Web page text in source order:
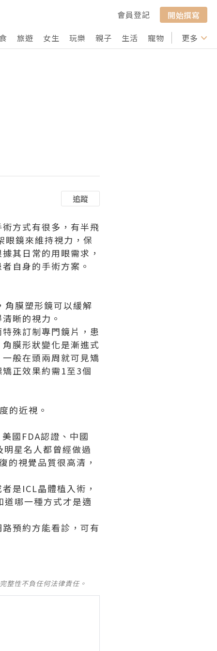
會員登記
開始撰寫
旅遊 女生 玩樂 親子 生活 寵物 行山 打卡
更多
追蹤
方式有很多，有半飛
眼鏡來維持視力，保
其日常的用眼需求，
自身的手術方案。
膜塑形鏡可以緩解
晰的視力。
殊訂制專門鏡片，患
膜形狀變化是漸進式
般在頭兩周就可見矯
正效果約需1至3個
的近視。
國FDA認證、中國
星名人都曾經做過
的視覺品質很高清，
是ICL晶體植入術，
哪一種方式才是適
預約方能看診，可有
整性不負任何法律責任。